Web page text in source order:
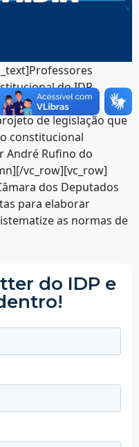
do IDP,
Câmara dos
de legislação que
constitucional
André Rufino do
vc_row][vc_row]
dos Deputados
para elaborar
as normas de
do IDP e